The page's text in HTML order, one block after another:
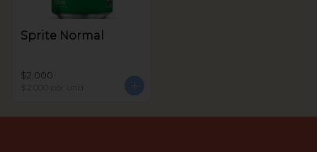
Sprite Normal
$2.000
$2.000 por und